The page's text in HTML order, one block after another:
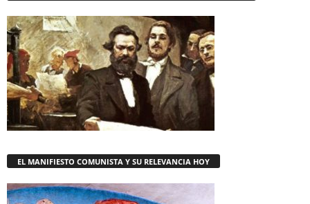
EL MANIFIESTO COMUNISTA Y SU RELEVANCIA HOY